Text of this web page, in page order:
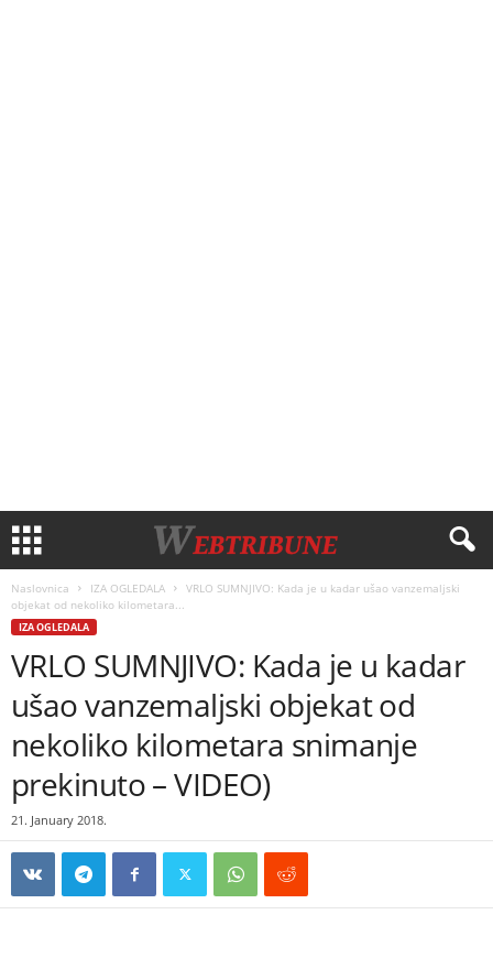
Naslovnica IZA OGLEDALA
VRLO SUMNJIVO: Kada je u kadar ušao vanzemaljski
objekat od nekoliko kilometara...
IZA OGLEDALA
VRLO SUMNJIVO: Kada je u kadar
ušao vanzemaljski objekat od
nekoliko kilometara snimanje
prekinuto – VIDEO)
21. January 2018.